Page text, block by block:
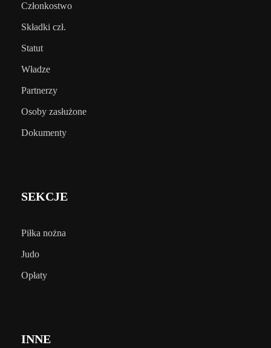
Członkostwo
Składki czł.
Statut
Władze
Partnerzy
Osoby zasłużone
Dokumenty
SEKCJE
Piłka nożna
Judo
Opłaty
INNE